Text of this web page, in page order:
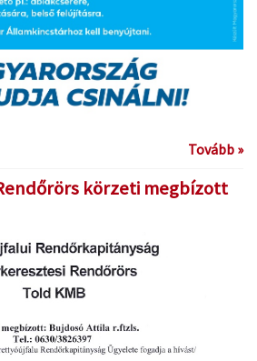
Tovább »
körzeti megbízott